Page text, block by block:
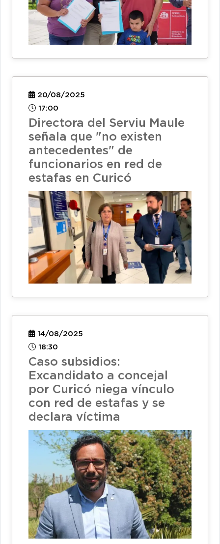
20/08/2025
17:00
Directora del Serviu Maule
señala que "no existen
antecedentes" de
funcionarios en red de
estafas en Curicó
14/08/2025
18:30
Caso subsidios:
Excandidato a concejal
por Curicó niega vínculo
con red de estafas y se
declara víctima